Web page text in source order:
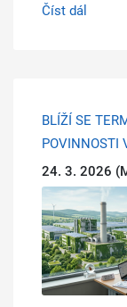
Číst dál
BLÍŽÍ SE
POVINNOSTI
24. 3. 2026
Obrázek